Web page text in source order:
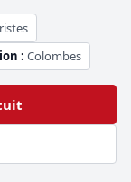
: Colombes